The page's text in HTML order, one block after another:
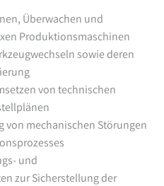
Überwachen und
Produktionsmaschinen
sowie deren
von technischen
von mechanischen Störungen
und
zur Sicherstellung der